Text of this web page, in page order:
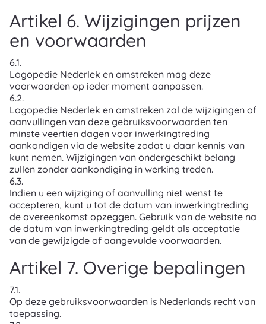
Artikel 6. Wijzigingen prijzen
en voorwaarden
6.1.
Logopedie Nederlek en omstreken mag deze
voorwaarden op ieder moment aanpassen.
6.2.
Logopedie Nederlek en omstreken zal de wijzigingen of
aanvullingen van deze gebruiksvoorwaarden ten
minste veertien dagen voor inwerkingtreding
aankondigen via de website zodat u daar kennis van
kunt nemen. Wijzigingen van ondergeschikt belang
zullen zonder aankondiging in werking treden.
6.3.
Indien u een wijziging of aanvulling niet wenst te
accepteren, kunt u tot de datum van inwerkingtreding
de overeenkomst opzeggen. Gebruik van de website na
de datum van inwerkingtreding geldt als acceptatie
van de gewijzigde of aangevulde voorwaarden.
Artikel 7. Overige bepalingen
7.1.
Op deze gebruiksvoorwaarden is Nederlands recht van
toepassing.